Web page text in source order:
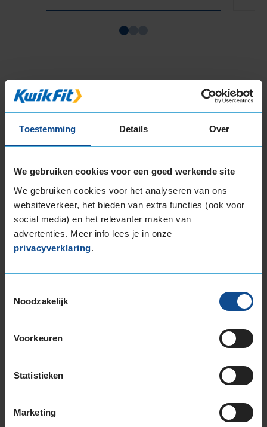
Toestemming Details Over
We gebruiken cookies voor een goed werkende site
We gebruiken cookies voor het analyseren van ons
websiteverkeer, het bieden van extra functies (ook voor
social media) en het relevanter maken van
advertenties. Meer info lees je in onze
privacyverklaring.
Noodzakelijk
Voorkeuren
Statistieken
Marketing
3
Beschikbare bandenmaten
205/45R17 88V EXTRALOAD
205/50R17 93H EXTRALOAD
205/50R17 93V EXTRALOAD
205/55R17 95V EXTRALOAD
205/60R17 93H
215/40R17 87V EXTRALOAD
215/55R17 98V EXTRALOAD
215/60R17 96H
225/45R17 94V EXTRALOAD